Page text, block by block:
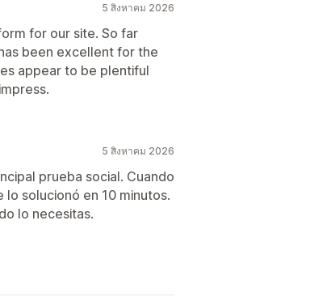
5 สิงหาคม 2026
for our site. So far
been excellent for the
appear to be plentiful
5 สิงหาคม 2026
prueba social. Cuando
solucionó en 10 minutos.
lo necesitas.